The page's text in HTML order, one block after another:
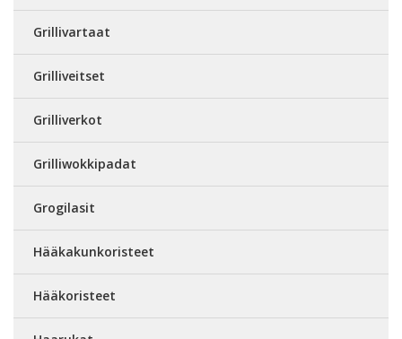
Grillivartaat
Grilliveitset
Grilliverkot
Grilliwokkipadat
Grogilasit
Hääkakunkoristeet
Hääkoristeet